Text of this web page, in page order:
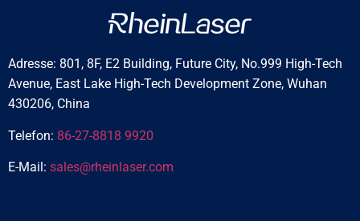
Adresse: 801, 8F, E2 Building, Future City, No.999 High-Tech
Avenue, East Lake High-Tech Development Zone, Wuhan
430206, China
Telefon: 86-27-8818 9920
E-Mail: sales@rheinlaser.com